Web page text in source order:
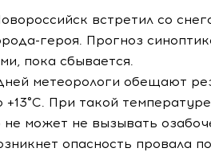
встретил со
героя. Прогноз
пока сбывается.
метеорологи обещают
При такой
может не вызывать
опасность провала